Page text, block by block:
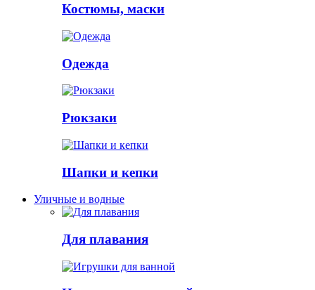
Костюмы, маски
Одежда
Рюкзаки
Шапки и кепки
Уличные и водные
Для плавания